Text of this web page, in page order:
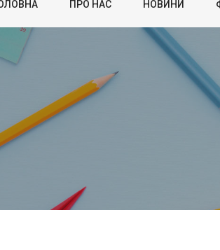
ПРО НАС НОВИНИ